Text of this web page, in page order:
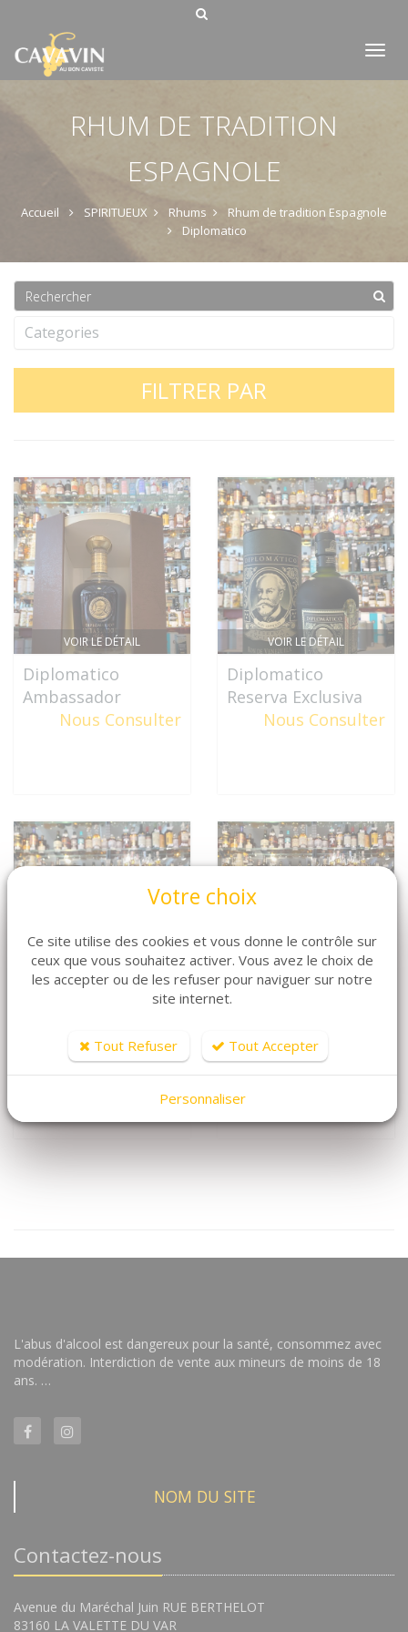
RHUM DE TRADITION
ESPAGNOLE
Accueil SPIRITUEUX Rhums
Rhum de tradition Espagnole
Diplomatico
Categories
FILTRER PAR
VOIR LE DÉTAIL
Diplomatico
Ambassador
Nous Consulter
VOIR LE DÉTAIL
Diplomatico
Reserva Exclusiva
Nous Consulter
VOIR LE DÉTAIL
Seleccion de la
Familia
VOIR LE DÉTAIL
Vintage
Nous Consulter
L'abus d'alcool est dangereux pour la santé, consommez avec
modération. Interdiction de vente aux mineurs de moins de 18
ans. …
NOM DU SITE
Contactez-nous
Avenue du Maréchal Juin RUE BERTHELOT
83160 LA VALETTE DU VAR
Votre choix
Ce site utilise des cookies et vous donne le contrôle sur
ceux que vous souhaitez activer. Vous avez le choix de
les accepter ou de les refuser pour naviguer sur notre
site internet.
Tout Refuser Tout Accepter
Personnaliser